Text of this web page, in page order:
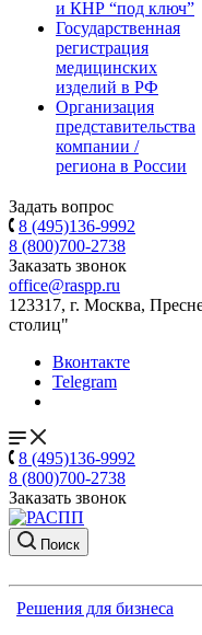
и КНР “под ключ”
Государственная
регистрация
медицинских
изделий в РФ
Организация
представительства
компании /
региона в России
Задать вопрос
8 (495)136-9992
8 (800)700-2738
Заказать звонок
office@raspp.ru
123317, г. Москва,
столиц"
Вконтакте
Telegram
8 (495)136-9992
8 (800)700-2738
Заказать звонок
Поиск
Решения для бизнеса